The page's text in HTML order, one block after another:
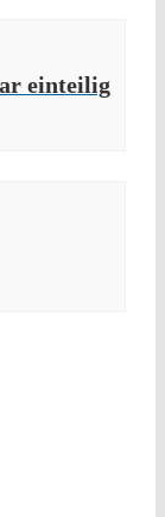
einteilig